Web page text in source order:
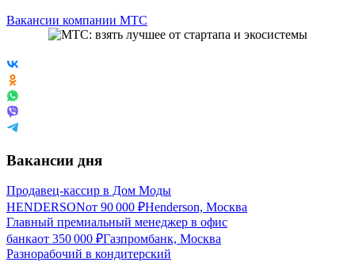
Вакансии компании МТС
Вакансии дня
Продавец-кассир в Дом Моды
HENDERSONот 90 000 ₽Henderson, Москва
Главный премиальный менеджер в офис
банкаот 350 000 ₽Газпромбанк, Москва
Разнорабочий в кондитерский